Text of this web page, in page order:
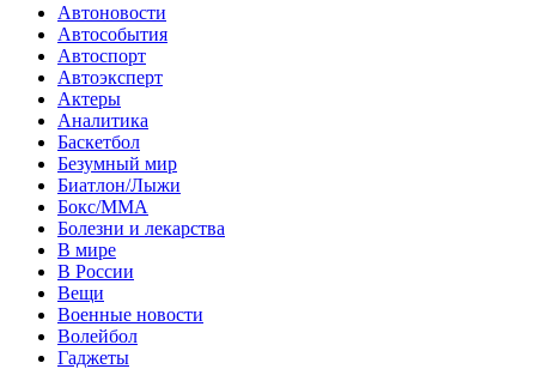
Автоновости
Автособытия
Автоспорт
Автоэксперт
Актеры
Аналитика
Баскетбол
Безумный мир
Биатлон/Лыжи
Бокс/MMA
Болезни и лекарства
В мире
В России
Вещи
Военные новости
Волейбол
Гаджеты